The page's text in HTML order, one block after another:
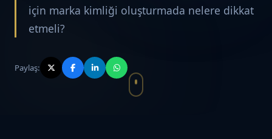
için marka kimliği oluşturmada nelere dikkat
etmeli?
Paylaş: